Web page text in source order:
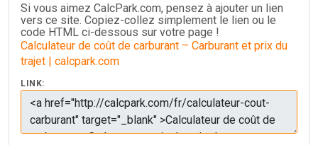
Si vous aimez CalcPark.com, pensez à ajouter un lien
vers ce site. Copiez-collez simplement le lien ou le
code HTML ci-dessous sur votre page !
Calculateur de coût de carburant – Carburant et prix du
trajet | calcpark.com
LINK: